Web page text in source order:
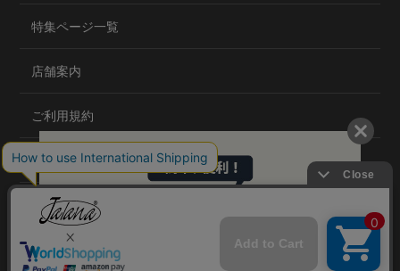
特集ページ一覧
店舗案内
ご利用規約
プライバシーポリシー
特定商取引法について
会社概要